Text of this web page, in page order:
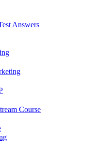
Answers
Course